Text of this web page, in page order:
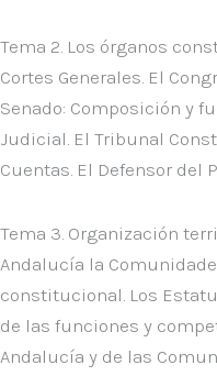
Tema 2. Los órganos
Cortes Generales. El
Senado: Composición y
Judicial. El Tribunal
Cuentas. El Defensor del
Tema 3. Organización
Andalucía la
constitucional. Los
de las funciones y
Andalucía y de las